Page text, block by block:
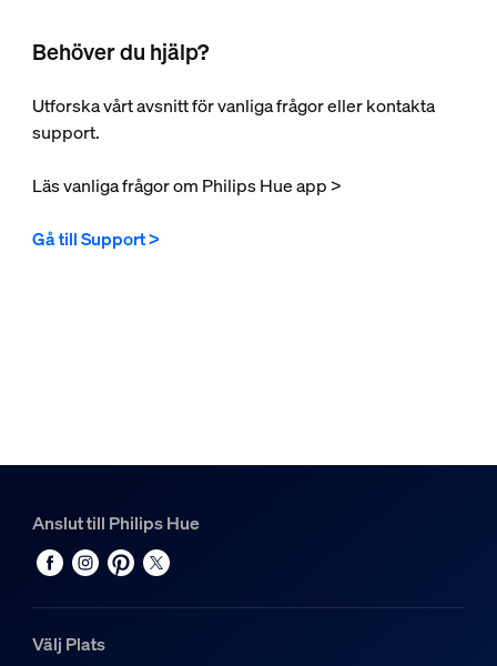
Behöver du hjälp?
Utforska vårt avsnitt för vanliga frågor eller kontakta
support.
Läs vanliga frågor om Philips Hue app >
Gå till Support >
Anslut till Philips Hue
Välj Plats